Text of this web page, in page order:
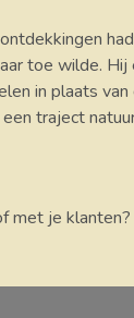
toe wilde.
in plaats
traject
met je